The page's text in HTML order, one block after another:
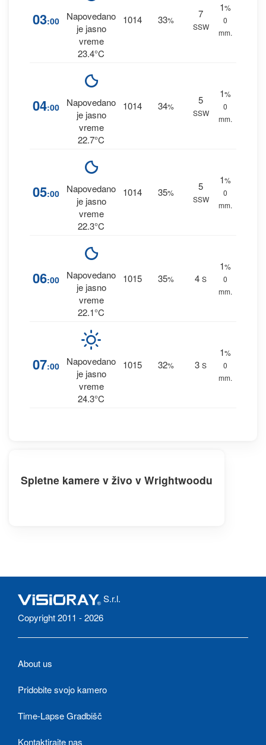
03:00
Napovedano
je jasno
vreme
23.4°C
1014 33%
7
SSW
1%
0
mm.
04:00
Napovedano
je jasno
vreme
22.7°C
1014 34%
5
SSW
1%
0
mm.
05:00
Napovedano
je jasno
vreme
22.3°C
1014 35%
5
SSW
1%
0
mm.
06:00
Napovedano
je jasno
vreme
22.1°C
1015 35% 4 S
1%
0
mm.
07:00
Napovedano
je jasno
vreme
24.3°C
1015 32% 3 S
1%
0
mm.
Spletne kamere v živo v Wrightwoodu
S.r.l.
Copyright 2011 - 2026
About us
Pridobite svojo kamero
Time-Lapse Gradbišč
Kontaktirajte nas